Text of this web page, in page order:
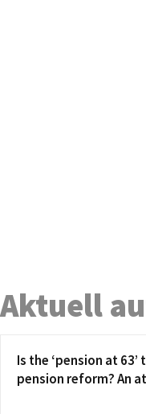
Aktuell
Is the ‘pension at
pension reform? An